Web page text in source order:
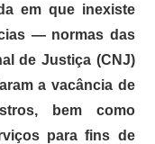
em que inexiste
— normas das
de Justiça (CNJ)
a vacância de
bem como
para fins de